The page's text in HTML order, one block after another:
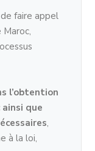
faire appel
l’obtention
que
,
à la loi,